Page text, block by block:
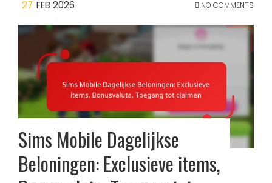
27 FEB 2026 NO COMMENTS
Sims Mobile Dagelijkse
Beloningen: Exclusieve items,